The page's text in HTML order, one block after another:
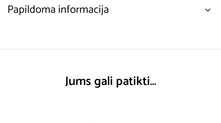
Papildoma informacija
Jums gali patikti…